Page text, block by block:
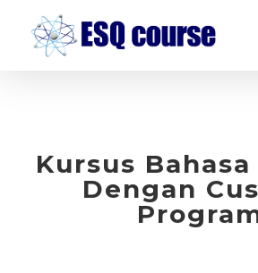
Kursus
Dengan